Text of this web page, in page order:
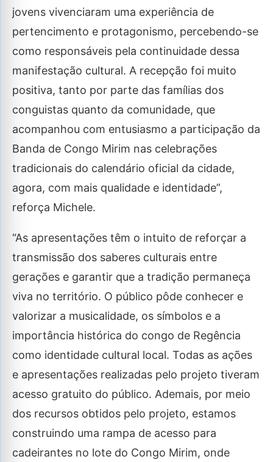
jovens vivenciaram uma experiência de
pertencimento e protagonismo, percebendo-se
como responsáveis pela continuidade dessa
manifestação cultural. A recepção foi muito
positiva, tanto por parte das famílias dos
conguistas quanto da comunidade, que
acompanhou com entusiasmo a participação da
Banda de Congo Mirim nas celebrações
tradicionais do calendário oficial da cidade,
agora, com mais qualidade e identidade”,
reforça Michele.
“As apresentações têm o intuito de reforçar a
transmissão dos saberes culturais entre
gerações e garantir que a tradição permaneça
viva no território. O público pôde conhecer e
valorizar a musicalidade, os símbolos e a
importância histórica do congo de Regência
como identidade cultural local. Todas as ações
e apresentações realizadas pelo projeto tiveram
acesso gratuito do público. Ademais, por meio
dos recursos obtidos pelo projeto, estamos
construindo uma rampa de acesso para
cadeirantes no lote do Congo Mirim, onde